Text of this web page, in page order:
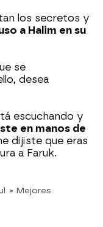
los secretos y
a Halim en su
se
desea
escuchando y
en manos de
dijiste que eras
a Faruk.
» Mejores